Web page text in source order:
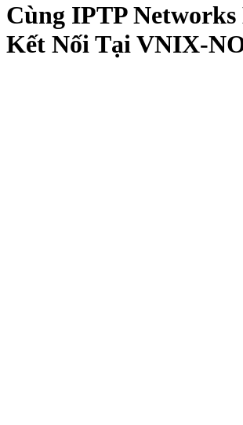
Cùng IPTP
Kết Nối Tại VNIX-